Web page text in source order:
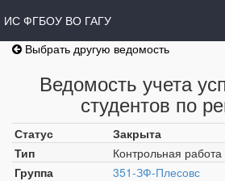
ИС ФГБОУ ВО ГАГУ
Выбрать другую ведомость
Ведомость учета
студентов по
Статус
Закрыта
Тип
Контрольная работа
Группа
351-ЗФ-Плесовс